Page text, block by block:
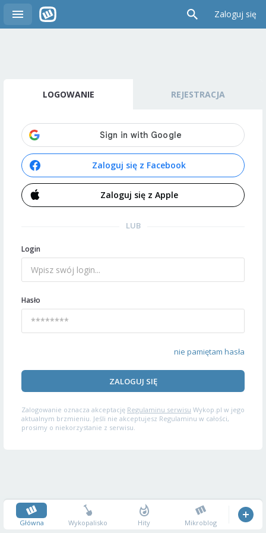
Zaloguj się
LOGOWANIE REJESTRACJA
Zaloguj się z Facebook
Zaloguj się z Apple
LUB
Login
Hasło
nie pamiętam hasła
ZALOGUJ SIĘ
Zalogowanie oznacza akceptację Regulaminu serwisu Wykop.pl w jego
aktualnym brzmieniu. Jeśli nie akceptujesz Regulaminu w całości,
prosimy o niekorzystanie z serwisu.
Główna Wykopalisko Hity Mikroblog